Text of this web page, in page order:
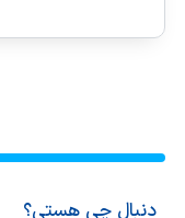
دنبال چی هستی؟